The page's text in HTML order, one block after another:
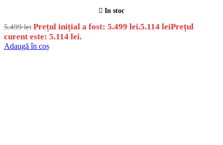
In stoc
5.499lei Prețul inițial a fost: 5.499 lei.5.114 leiPrețul
curent este: 5.114 lei.
Adaugă în coș